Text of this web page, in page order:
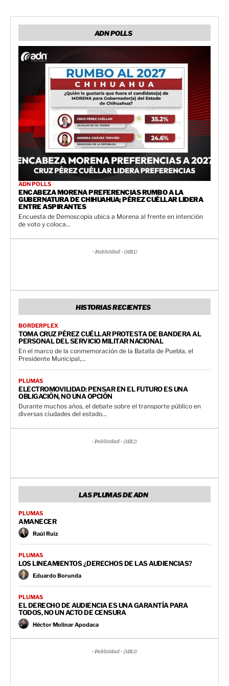
ADN POLLS
ADN POLLS
ENCABEZA MORENA PREFERENCIAS RUMBO A LA
GUBERNATURA DE CHIHUAHUA; PÉREZ CUÉLLAR LIDERA
ENTRE ASPIRANTES
Encuesta de Demoscopia ubica a Morena al frente en intención
de voto y coloca...
- Publicidad - (MR1)
HISTORIAS RECIENTES
BORDERPLEX
TOMA CRUZ PÉREZ CUÉLLAR PROTESTA DE BANDERA AL
PERSONAL DEL SERVICIO MILITAR NACIONAL
En el marco de la conmemoración de la Batalla de Puebla, el
Presidente Municipal,...
PLUMAS
ELECTROMOVILIDAD: PENSAR EN EL FUTURO ES UNA
OBLIGACIÓN, NO UNA OPCIÓN
Durante muchos años, el debate sobre el transporte público en
diversas ciudades del estado...
- Publicidad - (MR2)
LAS PLUMAS DE ADN
PLUMAS
AMANECER
Raúl Ruiz
PLUMAS
LOS LINEAMIENTOS ¿DERECHOS DE LAS AUDIENCIAS?
Eduardo Borunda
PLUMAS
EL DERECHO DE AUDIENCIA ES UNA GARANTÍA PARA
TODOS, NO UN ACTO DE CENSURA
Héctor Molinar Apodaca
- Publicidad - (MR3)